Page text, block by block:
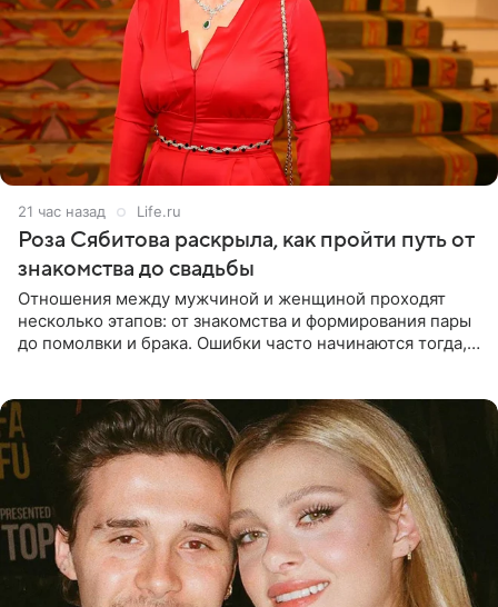
21 час назад Life.ru
Роза Сябитова раскрыла, как пройти путь от
знакомства до свадьбы
Отношения между мужчиной и женщиной проходят
несколько этапов: от знакомства и формирования пары
до помолвки и брака. Ошибки часто начинаются тогда,